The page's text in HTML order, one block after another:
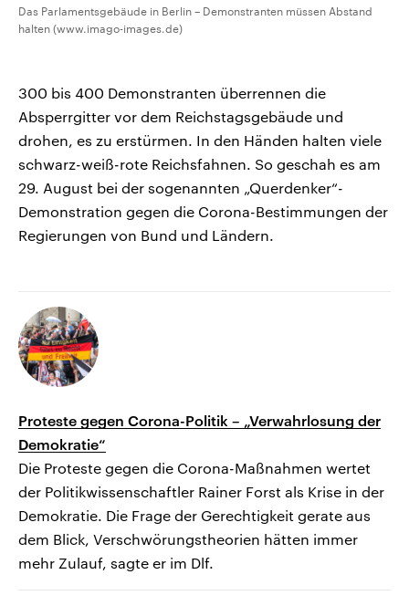
Das Parlamentsgebäude in Berlin – Demonstranten müssen Abstand
halten (www.imago-images.de)
300 bis 400 Demonstranten überrennen die
Absperrgitter vor dem Reichstagsgebäude und
drohen, es zu erstürmen. In den Händen halten viele
schwarz-weiß-rote Reichsfahnen. So geschah es am
29. August bei der sogenannten „Querdenker“-
Demonstration gegen die Corona-Bestimmungen der
Regierungen von Bund und Ländern.
Proteste gegen Corona-Politik – „Verwahrlosung der
Demokratie“
Die Proteste gegen die Corona-Maßnahmen wertet
der Politikwissenschaftler Rainer Forst als Krise in der
Demokratie. Die Frage der Gerechtigkeit gerate aus
dem Blick, Verschwörungstheorien hätten immer
mehr Zulauf, sagte er im Dlf.